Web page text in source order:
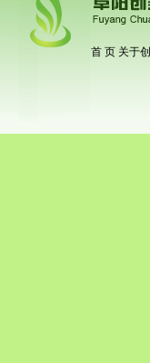
首 页 关于